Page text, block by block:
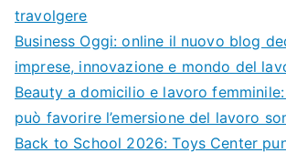
travolgere
Business Oggi: online il nuovo blog
imprese, innovazione e mondo del
Beauty a domicilio e lavoro
può favorire l’emersione del lavoro
Back to School 2026: Toys Center